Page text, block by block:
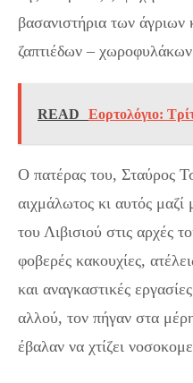
βασανιστήρια των
ζαπτιέδων –
READ Εορτολόγιο:
Ο πατέρας του, Σταύρος
αιχμάλωτος κι αυτός μαζί
του Λιβισιού στις
φοβερές κακουχίες,
και αναγκαστικές
αλλού, τον πήγαν στα
έβαλαν να χτίζει